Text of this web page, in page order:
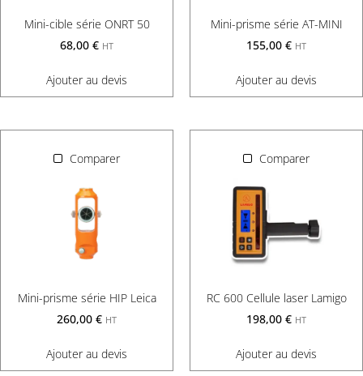
Mini-cible série ONRT 50
68,00 € HT
Ajouter au devis
Mini-prisme série AT-MINI
155,00 € HT
Ajouter au devis
Comparer
Mini-prisme série HIP Leica
260,00 € HT
Ajouter au devis
Comparer
RC 600 Cellule laser Lamigo
198,00 € HT
Ajouter au devis